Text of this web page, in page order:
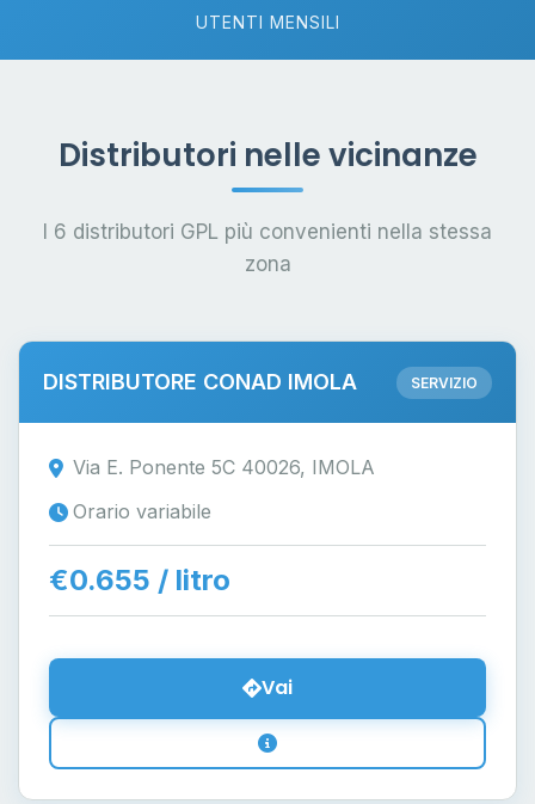
UTENTI MENSILI
Distributori nelle vicinanze
I 6 distributori GPL più convenienti nella stessa
zona
DISTRIBUTORE CONAD IMOLA SERVIZIO
Via E. Ponente 5C 40026, IMOLA
Orario variabile
€0.655 / litro
Vai